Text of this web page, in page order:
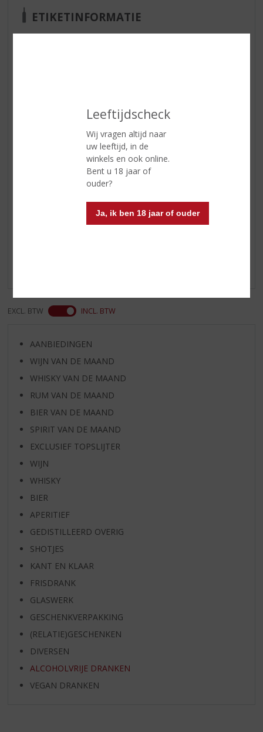
Leeftijdscheck
Wij vragen altijd naar
uw leeftijd, in de
winkels en ook online.
Bent u 18 jaar of
ouder?
Ja, ik ben 18 jaar of ouder
ETIKETINFORMATIE
Fris & Droog
wit
Deze Wijn is totaal niet zoet, licht
zuurtje en fruitig.
Reviews
EXCL. BTW INCL. BTW
AANBIEDINGEN
WIJN VAN DE MAAND
WHISKY VAN DE MAAND
RUM VAN DE MAAND
BIER VAN DE MAAND
SPIRIT VAN DE MAAND
EXCLUSIEF TOPSLIJTER
WIJN
WHISKY
BIER
APERITIEF
GEDISTILLEERD OVERIG
SHOTJES
KANT EN KLAAR
FRISDRANK
GLASWERK
GESCHENKVERPAKKING
(RELATIE)GESCHENKEN
DIVERSEN
ALCOHOLVRIJE DRANKEN
VEGAN DRANKEN